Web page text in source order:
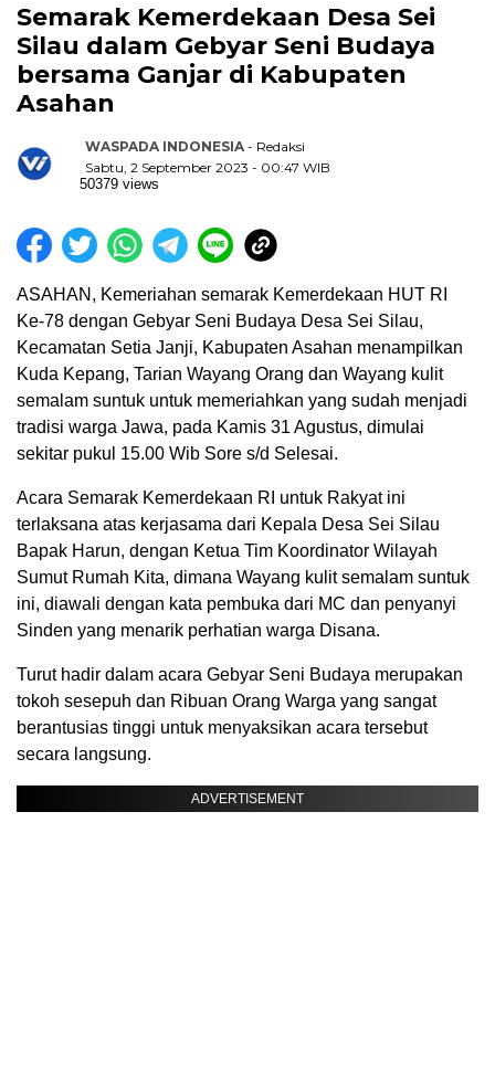
Semarak Kemerdekaan Desa Sei
Silau dalam Gebyar Seni Budaya
bersama Ganjar di Kabupaten
Asahan
WASPADA INDONESIA - Redaksi
Sabtu, 2 September 2023 - 00:47 WIB
50379 views
ASAHAN, Kemeriahan semarak Kemerdekaan HUT RI
Ke-78 dengan Gebyar Seni Budaya Desa Sei Silau,
Kecamatan Setia Janji, Kabupaten Asahan menampilkan
Kuda Kepang, Tarian Wayang Orang dan Wayang kulit
semalam suntuk untuk memeriahkan yang sudah menjadi
tradisi warga Jawa, pada Kamis 31 Agustus, dimulai
sekitar pukul 15.00 Wib Sore s/d Selesai.
Acara Semarak Kemerdekaan RI untuk Rakyat ini
terlaksana atas kerjasama dari Kepala Desa Sei Silau
Bapak Harun, dengan Ketua Tim Koordinator Wilayah
Sumut Rumah Kita, dimana Wayang kulit semalam suntuk
ini, diawali dengan kata pembuka dari MC dan penyanyi
Sinden yang menarik perhatian warga Disana.
Turut hadir dalam acara Gebyar Seni Budaya merupakan
tokoh sesepuh dan Ribuan Orang Warga yang sangat
berantusias tinggi untuk menyaksikan acara tersebut
secara langsung.
ADVERTISEMENT